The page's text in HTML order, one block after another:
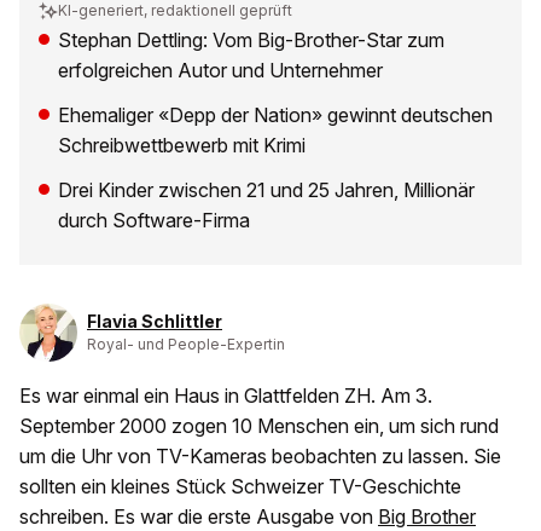
KI-generiert, redaktionell geprüft
Stephan Dettling: Vom Big-Brother-Star zum
erfolgreichen Autor und Unternehmer
Ehemaliger «Depp der Nation» gewinnt deutschen
Schreibwettbewerb mit Krimi
Drei Kinder zwischen 21 und 25 Jahren, Millionär
durch Software-Firma
Flavia Schlittler
Royal- und People-Expertin
Es war einmal ein Haus in Glattfelden ZH. Am 3.
September 2000 zogen 10 Menschen ein, um sich rund
um die Uhr von TV-Kameras beobachten zu lassen. Sie
sollten ein kleines Stück Schweizer TV-Geschichte
schreiben. Es war die erste Ausgabe von Big Brother